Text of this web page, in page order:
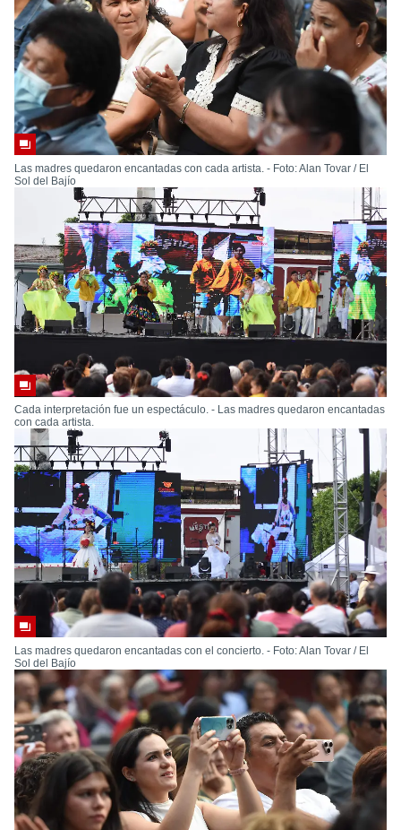
Las madres quedaron encantadas con cada artista. - Foto: Alan Tovar / El
Sol del Bajío
Cada interpretación fue un espectáculo. - Las madres quedaron encantadas
con cada artista.
Las madres quedaron encantadas con el concierto. - Foto: Alan Tovar / El
Sol del Bajío